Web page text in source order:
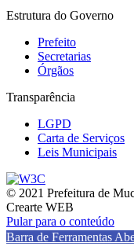
Estrutura do Governo
Prefeito
Secretarias
Órgãos
Transparência
LGPD
Carta de Serviços
Leis Municipais
© 2021 Prefeitura de
Crearte WEB
Pular para o conteúdo
Barra de Ferramentas